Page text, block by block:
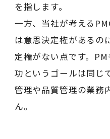
を指します。
一方、当社が考える
は意思決定権があるの
定権がない点です。
功というゴールは同じ
管理や品質管理の業務
ん。